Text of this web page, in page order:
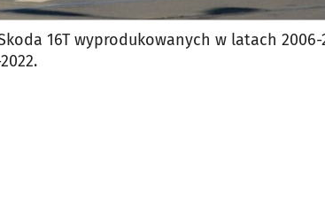
16T wyprodukowanych w latach